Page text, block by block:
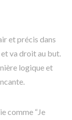
et précis dans
va droit au but.
logique et
comme “Je